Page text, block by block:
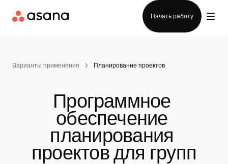
Начать работу
Варианты применения Планирование проектов
Программное
обеспечение
планирования
проектов для групп